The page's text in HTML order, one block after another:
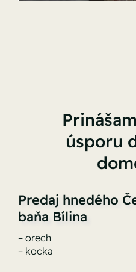
úsporu
Predaj hnedého
baňa Bílina
– orech
– kocka